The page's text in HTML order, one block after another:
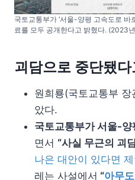
국토교통부가 ‘서울-양평 고속도로 바
료를 모두 공개한다고 밝혔다. (2023
괴담으로 중단됐다
원희룡(국토교통부
았다.
국토교통부가 서울-
면서 “사실 무근의 괴
나은 대안이 있다면
레는 사설에서 “아무